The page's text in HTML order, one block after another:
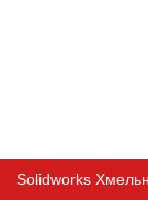
Solidworks